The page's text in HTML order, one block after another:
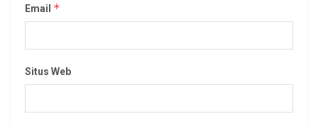
Email *
Situs Web